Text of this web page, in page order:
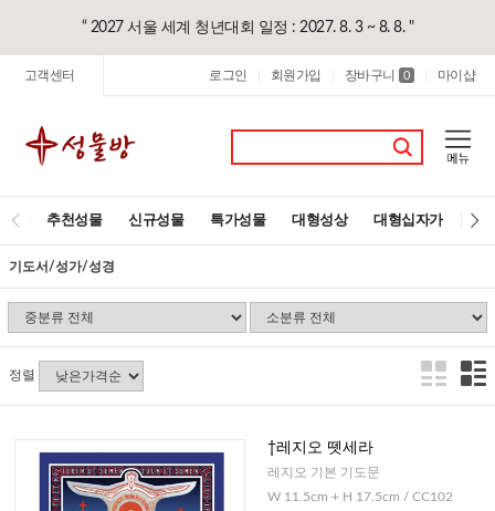
“ 2027 서울 세계 청년대회 일정 : 2027. 8. 3 ~ 8. 8. "
고객센터 로그인 회원가입 장바구니 0 마이샵
추천성물 신규성물 특가성물 대형성상 대형십자가 레
기도서/성가/성경
정렬
†레지오 뗏세라
레지오 기본 기도문
W 11.5cm + H 17.5cm / CC102